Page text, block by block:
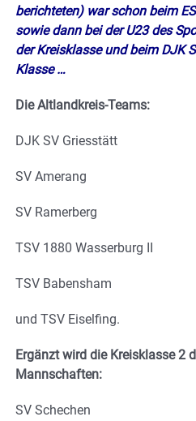
berichteten) war schon beim
sowie dann bei der U23 des
der Kreisklasse und beim DJK
Klasse …
Die Altlandkreis-Teams:
DJK SV Griesstätt
SV Amerang
SV Ramerberg
TSV 1880 Wasserburg II
TSV Babensham
und TSV Eiselfing.
Ergänzt wird die Kreisklasse 2
Mannschaften:
SV Schechen